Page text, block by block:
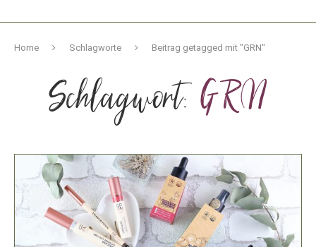
Home Schlagworte Beitrag getagged mit "GRN"
Schlagwort:GRN